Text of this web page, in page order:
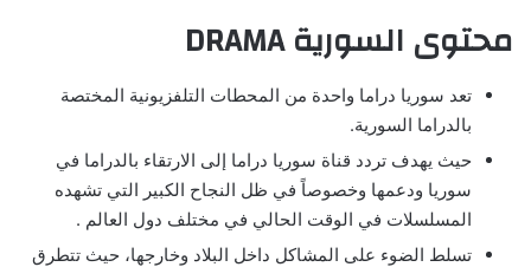
محتوى السورية DRAMA
تعد سوريا دراما واحدة من المحطات التلفزيونية المختصة
بالدراما السورية.
حيث يهدف تردد قناة سوريا دراما إلى الارتقاء بالدراما في
سوريا ودعمها وخصوصاً في ظل النجاح الكبير التي تشهده
المسلسلات في الوقت الحالي في مختلف دول العالم .
تسلط الضوء على المشاكل داخل البلاد وخارجها، حيث تتطرق